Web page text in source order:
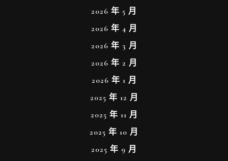
2026 年 5 月
2026 年 4 月
2026 年 3 月
2026 年 2 月
2026 年 1 月
2025 年 12 月
2025 年 11 月
2025 年 10 月
2025 年 9 月